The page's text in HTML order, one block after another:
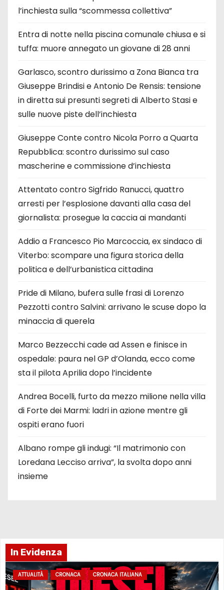
l’inchiesta sulla “scommessa collettiva”
Entra di notte nella piscina comunale chiusa e si
tuffa: muore annegato un giovane di 28 anni
Garlasco, scontro durissimo a Zona Bianca tra
Giuseppe Brindisi e Antonio De Rensis: tensione
in diretta sui presunti segreti di Alberto Stasi e
sulle nuove piste dell’inchiesta
Giuseppe Conte contro Nicola Porro a Quarta
Repubblica: scontro durissimo sul caso
mascherine e commissione d’inchiesta
Attentato contro Sigfrido Ranucci, quattro
arresti per l’esplosione davanti alla casa del
giornalista: prosegue la caccia ai mandanti
Addio a Francesco Pio Marcoccia, ex sindaco di
Viterbo: scompare una figura storica della
politica e dell’urbanistica cittadina
Pride di Milano, bufera sulle frasi di Lorenzo
Pezzotti contro Salvini: arrivano le scuse dopo la
minaccia di querela
Marco Bezzecchi cade ad Assen e finisce in
ospedale: paura nel GP d’Olanda, ecco come
sta il pilota Aprilia dopo l’incidente
Andrea Bocelli, furto da mezzo milione nella villa
di Forte dei Marmi: ladri in azione mentre gli
ospiti erano fuori
Albano rompe gli indugi: “Il matrimonio con
Loredana Lecciso arriva”, la svolta dopo anni
insieme
In Evidenza
ATTUALITÀ CRONACA CRONACA ITALIANA